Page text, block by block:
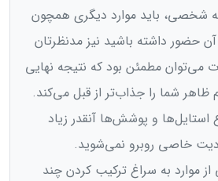
شخصی، باید موارد دیگری همچون
حضور داشته باشید نیز مدنظرتان
می‌‌توان مطمئن بود که نتیجه نهایی
شما را جذاب‌تر از قبل می‌کند.
استایل‌ها و پوشش‌ها آنقدر زیاد
خاصی روبرو نمی‌شوید.
موارد به سراغ ترکیب کردن چند